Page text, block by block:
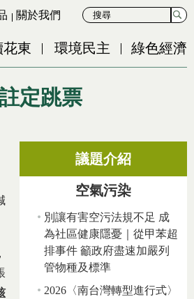
關於我們
花東 環境民主 綠色經濟
定跳票
議題介紹
空氣污染
別讓有害空污法規不足 成
為社區健康隱憂｜從甲苯超
排事件 籲政府盡速加嚴列
管物種及標準
2026〈南台灣轉型進行式〉